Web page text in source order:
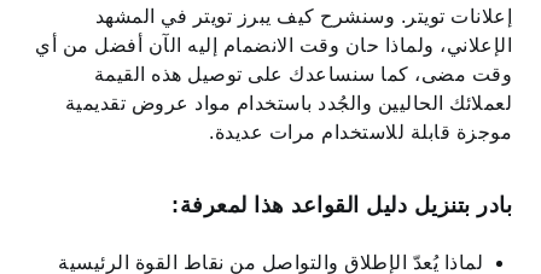
إعلانات تويتر. وسنشرح كيف يبرز تويتر في المشهد
الإعلاني، ولماذا حان وقت الانضمام إليه الآن أفضل من أي
وقت مضى، كما سنساعدك على توصيل هذه القيمة
لعملائك الحاليين والجُدد باستخدام مواد عروض تقديمية
موجزة قابلة للاستخدام مرات عديدة.
بادر بتنزيل دليل القواعد هذا لمعرفة:
لماذا يُعدّ الإطلاق والتواصل من نقاط القوة الرئيسية